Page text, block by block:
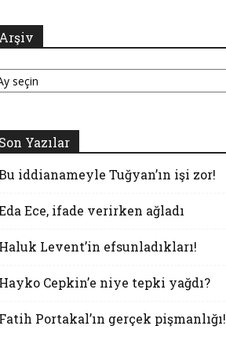
Yazılar
iddianameyle Tuğyan’ın işi zor!
Ece, ifade verirken ağladı
Levent’in efsunladıkları!
Cepkin’e niye tepki yağdı?
Portakal’ın gerçek pişmanlığı!